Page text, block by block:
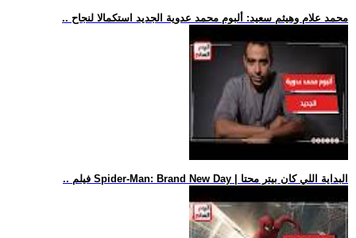
.. محمد علام وهيثم سعيد: ألبوم محمد عدوية الجديد استكمالا لنجاح
.. فيلم Spider-Man: Brand New Day | البداية اللي كان بيتر محتا